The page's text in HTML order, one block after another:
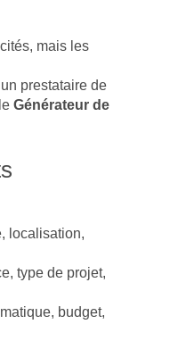
mais les
prestataire de
Générateur de
localisation,
type de projet,
budget,